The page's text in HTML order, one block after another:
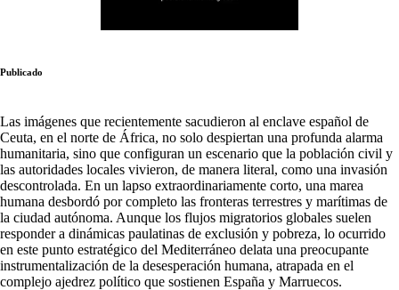
Publicado
Las imágenes que recientemente sacudieron al enclave español de
Ceuta, en el norte de África, no solo despiertan una profunda alarma
humanitaria, sino que configuran un escenario que la población civil y
las autoridades locales vivieron, de manera literal, como una invasión
descontrolada. En un lapso extraordinariamente corto, una marea
humana desbordó por completo las fronteras terrestres y marítimas de
la ciudad autónoma. Aunque los flujos migratorios globales suelen
responder a dinámicas paulatinas de exclusión y pobreza, lo ocurrido
en este punto estratégico del Mediterráneo delata una preocupante
instrumentalización de la desesperación humana, atrapada en el
complejo ajedrez político que sostienen España y Marruecos.